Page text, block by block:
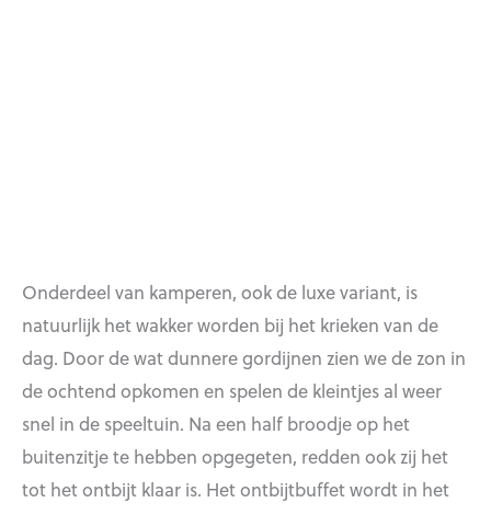
Onderdeel van kamperen, ook de luxe variant, is
natuurlijk het wakker worden bij het krieken van de
dag. Door de wat dunnere gordijnen zien we de zon in
de ochtend opkomen en spelen de kleintjes al weer
snel in de speeltuin. Na een half broodje op het
buitenzitje te hebben opgegeten, redden ook zij het
tot het ontbijt klaar is. Het ontbijtbuffet wordt in het